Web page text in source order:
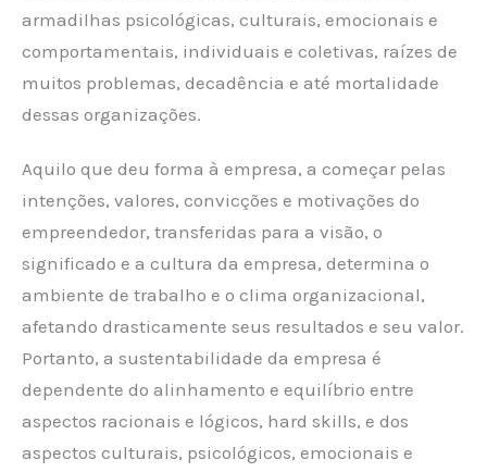
armadilhas psicológicas, culturais, emocionais e
comportamentais, individuais e coletivas, raízes de
muitos problemas, decadência e até mortalidade
dessas organizações.
Aquilo que deu forma à empresa, a começar pelas
intenções, valores, convicções e motivações do
empreendedor, transferidas para a visão, o
significado e a cultura da empresa, determina o
ambiente de trabalho e o clima organizacional,
afetando drasticamente seus resultados e seu valor.
Portanto, a sustentabilidade da empresa é
dependente do alinhamento e equilíbrio entre
aspectos racionais e lógicos, hard skills, e dos
aspectos culturais, psicológicos, emocionais e